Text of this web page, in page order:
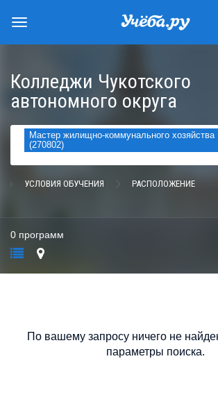
Колледжи Чукотского
автономного округа
Мастер жилищно-коммунального хозяйства
(270802)
УСЛОВИЯ ОБУЧЕНИЯ РАСПОЛОЖЕНИЕ
0 программ
По вашему запросу ничего не
параметры поиска.